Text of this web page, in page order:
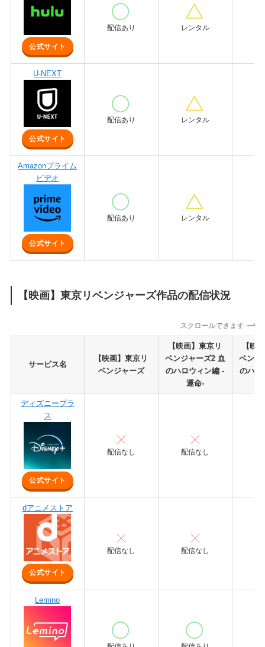
公式サイト
配信あり レンタル
U-NEXT
公式サイト
配信あり レンタル
Amazonプライム
ビデオ
公式サイト
配信あり レンタル
【映画】東京リベンジャーズ作品の配信状況
スクロールできます
サービス名
【映画】東京リ
ベンジャーズ
【映画】東京リ
ベンジャーズ2 血
のハロウィン編 -
運命-
【映
ベンジ
のハロ
ディズニープラ
ス
公式サイト
配信なし 配信なし
dアニメストア
公式サイト
配信なし 配信なし
Lemino